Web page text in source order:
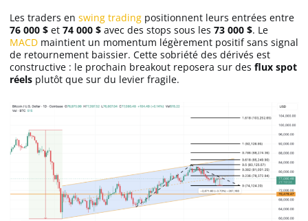
Les traders en swing trading positionnent leurs entrées entre
76 000 $ et 74 000 $ avec des stops sous les 73 000 $. Le
MACD maintient un momentum légèrement positif sans signal
de retournement baissier. Cette sobriété des dérivés est
constructive : le prochain breakout reposera sur des flux spot
réels plutôt que sur du levier fragile.